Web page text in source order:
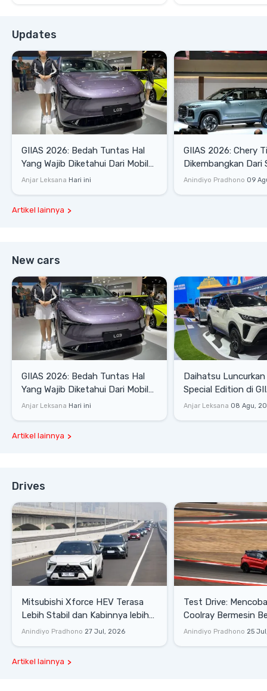
Updates
GIIAS 2026: Bedah Tuntas Hal
Yang Wajib Diketahui Dari Mobil
Pintar Xpeng L03
Anjar Leksana Hari ini
GIIAS 2026: Chery
Dikembangkan Dari
Komprehensif di
Anindiyo Pradhono 09
Artikel lainnya
New cars
GIIAS 2026: Bedah Tuntas Hal
Yang Wajib Diketahui Dari Mobil
Pintar Xpeng L03
Anjar Leksana Hari ini
Daihatsu
Special Edition di
Stok Terbatas
Anjar Leksana 08 Agu,
Artikel lainnya
Drives
Mitsubishi Xforce HEV Terasa
Lebih Stabil dan Kabinnya lebih
Senyap
Anindiyo Pradhono 27 Jul, 2026
Test Drive: Mencoba Geely
Coolray Bermesin
di Sirkuit Mandalika
Anindiyo Pradhono 25
Artikel lainnya